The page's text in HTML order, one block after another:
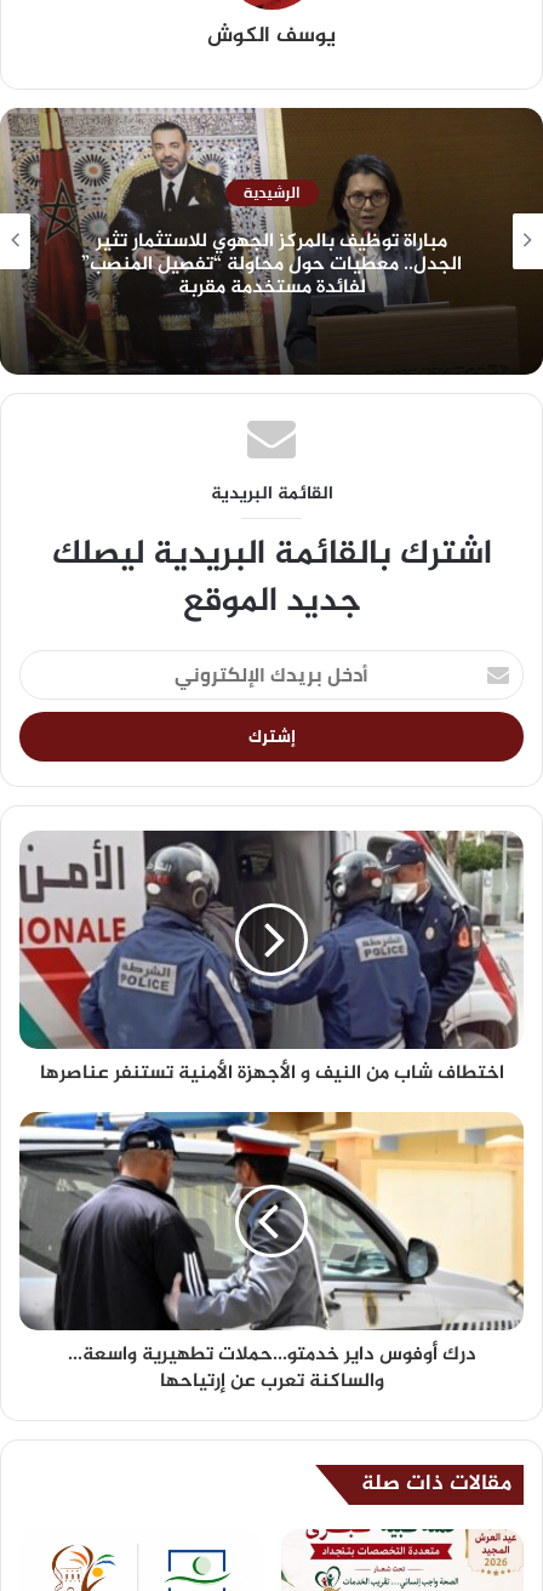
يوسف الكوش
الرشيدية
مباراة توظيف بالمركز الجهوي للاستثمار تثير
الجدل.. معطيات حول محاولة “تفصيل المنصب”
لفائدة مستخدمة مقربة
القائمة البريدية
اشترك بالقائمة البريدية ليصلك
جديد الموقع
اختطاف شاب من النيف و الأجهزة الأمنية تستنفر عناصرها
درك أوفوس داير خدمتو...حملات تطهيرية واسعة...
والساكنة تعرب عن إرتياحها
مقالات ذات صلة